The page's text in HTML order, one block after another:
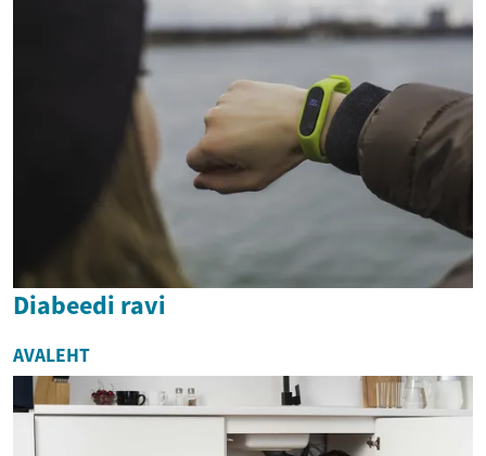
Diabeedi ravi
AVALEHT